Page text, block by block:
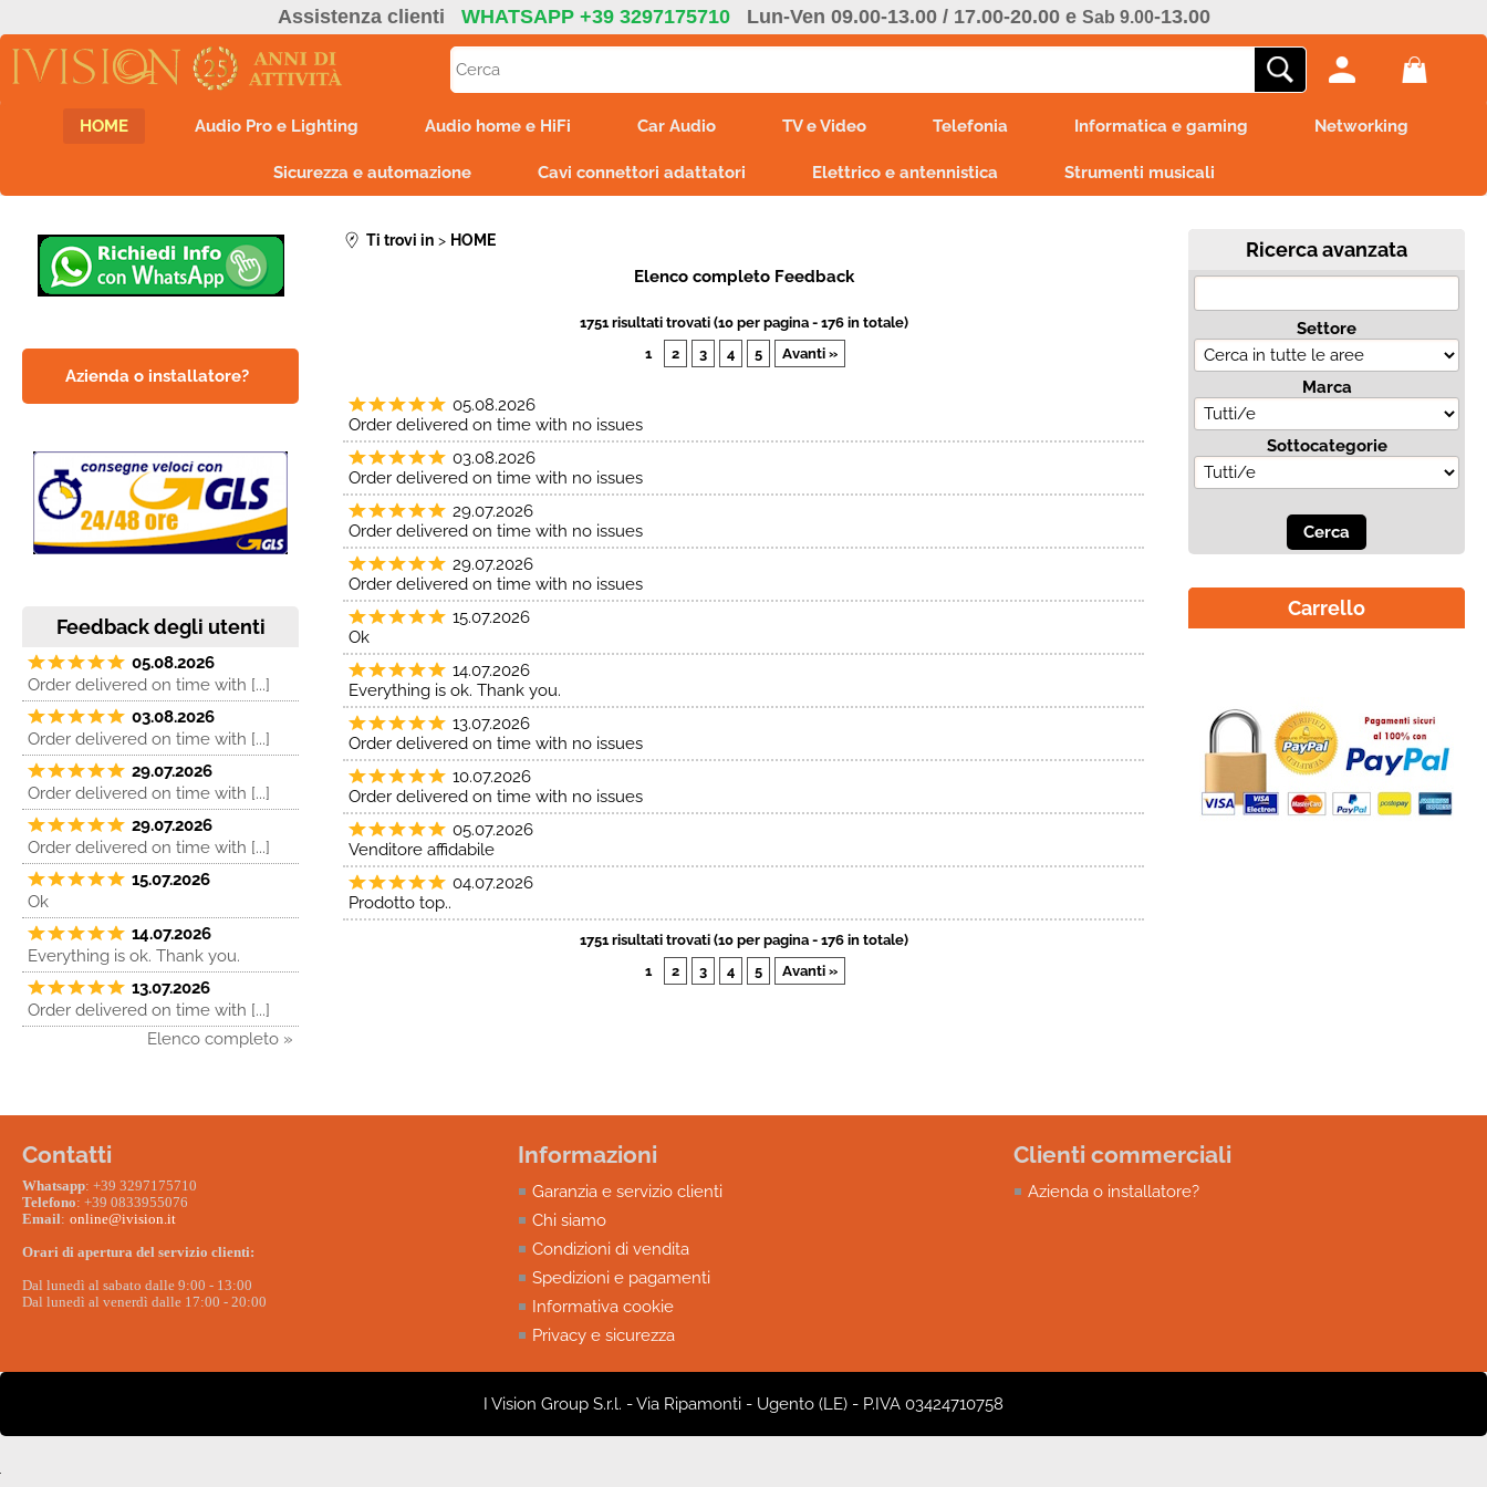
Assistenza clienti WHATSAPP +39 3297175710 Lun-Ven 09.00-13.00 / 17.00-20.00 e Sab 9.00-13.00
il nome utente e la password e
poi clicca sul pulsante "Accedi"
"Registrati"
HOME Audio Pro e Lighting Audio home e HiFi Car Audio TV e Video Telefonia Informatica e gaming Networking
Sicurezza e automazione Cavi connettori adattatori Elettrico e antennistica Strumenti musicali
Azienda o installatore?
Feedback degli utenti
05.08.2026
Order delivered on time with [...]
03.08.2026
Order delivered on time with [...]
29.07.2026
Order delivered on time with [...]
29.07.2026
Order delivered on time with [...]
15.07.2026
Ok
14.07.2026
Everything is ok. Thank you.
13.07.2026
Order delivered on time with [...]
Elenco completo »
Ti trovi in HOME
Elenco completo Feedback
1751 risultati trovati (10 per pagina - 176 in totale)
1
2 3 4 5 Avanti »
05.08.2026
Order delivered on time with no issues
03.08.2026
Order delivered on time with no issues
29.07.2026
Order delivered on time with no issues
29.07.2026
Order delivered on time with no issues
15.07.2026
Ok
14.07.2026
Everything is ok. Thank you.
13.07.2026
Order delivered on time with no issues
10.07.2026
Order delivered on time with no issues
05.07.2026
Venditore affidabile
04.07.2026
Prodotto top..
1751 risultati trovati (10 per pagina - 176 in totale)
1
2 3 4 5 Avanti »
Ricerca avanzata
Settore
Marca
Sottocategorie
Carrello
Contatti
Whatsapp: +39 3297175710
Telefono: +39 0833955076
Email: online@ivision.it
Orari di apertura del servizio clienti:
Dal lunedì al sabato dalle 9:00 - 13:00
Dal lunedì al venerdì dalle 17:00 - 20:00
Informazioni
Garanzia e servizio clienti
Chi siamo
Condizioni di vendita
Spedizioni e pagamenti
Informativa cookie
Privacy e sicurezza
Clienti commerciali
Azienda o installatore?
I Vision Group S.r.l. - Via Ripamonti - Ugento (LE) - P.IVA 03424710758